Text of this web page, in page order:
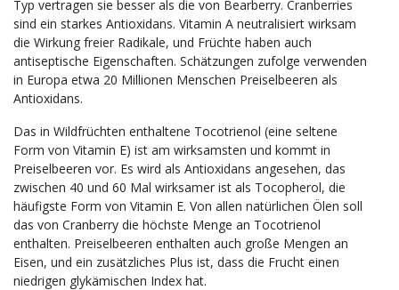
Typ vertragen sie besser als die von Bearberry. Cranberries
sind ein starkes Antioxidans. Vitamin A neutralisiert wirksam
die Wirkung freier Radikale, und Früchte haben auch
antiseptische Eigenschaften. Schätzungen zufolge verwenden
in Europa etwa 20 Millionen Menschen Preiselbeeren als
Antioxidans.
Das in Wildfrüchten enthaltene Tocotrienol (eine seltene
Form von Vitamin E) ist am wirksamsten und kommt in
Preiselbeeren vor. Es wird als Antioxidans angesehen, das
zwischen 40 und 60 Mal wirksamer ist als Tocopherol, die
häufigste Form von Vitamin E. Von allen natürlichen Ölen soll
das von Cranberry die höchste Menge an Tocotrienol
enthalten. Preiselbeeren enthalten auch große Mengen an
Eisen, und ein zusätzliches Plus ist, dass die Frucht einen
niedrigen glykämischen Index hat.